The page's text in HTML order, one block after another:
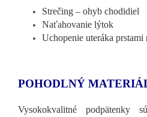
Strečing – ohyb chodidiel
Naťahovanie lýtok
Uchopenie uteráka prstami
POHODLNÝ
Vysokokvalitné podpätenky